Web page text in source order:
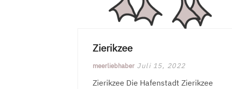
Zierikzee
meerliebhaber Juli 15, 2022
Zierikzee Die Hafenstadt Zierikzee